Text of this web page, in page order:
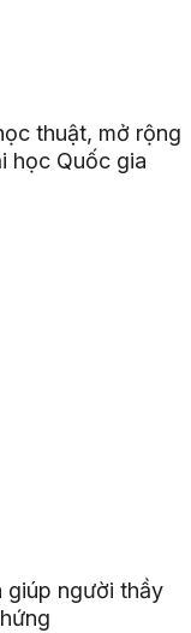
thuật, mở rộng
học Quốc gia
giúp người thầy